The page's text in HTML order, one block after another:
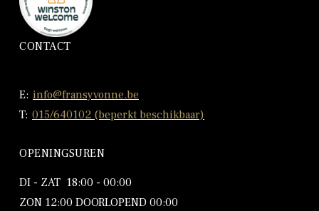
CONTACT
E: info@fransyvonne.be
T: 015/640102 (beperkt beschikbaar)
OPENINGSUREN
DI - ZAT 18:00 - 00:00
ZON 12:00 DOORLOPEND 00:00